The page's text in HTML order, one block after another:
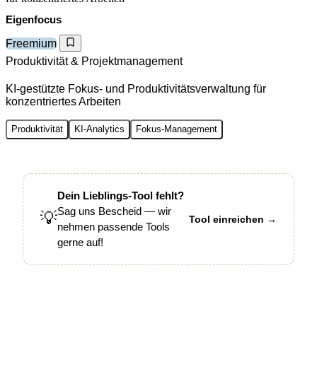
Eigenfocus
Freemium
Produktivität & Projektmanagement
KI-gestützte Fokus- und Produktivitätsverwaltung für
konzentriertes Arbeiten
Produktivität KI-Analytics Fokus-Management
💡
Dein Lieblings-Tool fehlt?
Sag uns Bescheid — wir
nehmen passende Tools
gerne auf!
Tool einreichen →